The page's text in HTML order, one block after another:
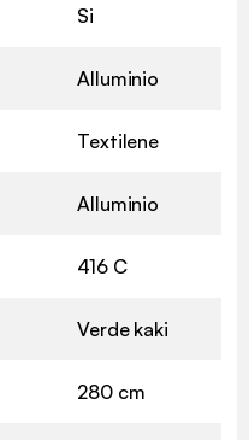
Si
Alluminio
Textilene
Alluminio
416 C
Verde kaki
280 cm